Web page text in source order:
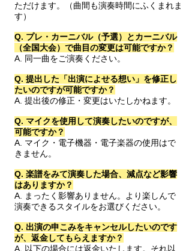
ただけます。（曲間も演奏時間にふくまれま
す）
Q. プレ・カーニバル（予選）とカーニバル
（全国大会）で曲目の変更は可能ですか？
A. 同一曲をご演奏ください。
Q. 提出した「出演によせる想い」を修正し
たいのですが可能ですか？
A. 提出後の修正・変更はいたしかねます。
Q. マイクを使用して演奏したいのですが、
可能ですか？
A. マイク・電子機器・電子楽器の使用はで
きません。
Q. 楽譜をみて演奏した場合、減点など影響
はありますか？
A. まったく影響ありません。より楽しんで
演奏できるスタイルをお選びください。
Q. 出演の申こみをキャンセルしたいのです
が、返金してもらえますか？
A. 以下の場合には返金いたします。それ以